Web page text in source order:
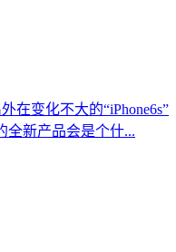
在变化不大的“iPhone6s”
全新产品会是个什...